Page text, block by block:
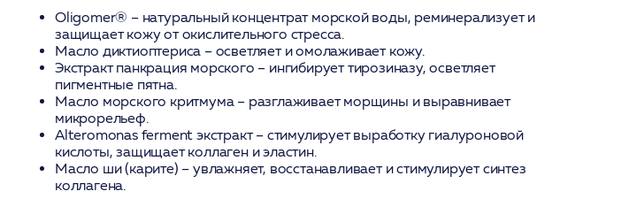
Oligomer® – натуральный концентрат морской воды, реминерализует и
защищает кожу от окислительного стресса.
Масло диктиоптериса – осветляет и омолаживает кожу.
Экстракт панкрация морского – ингибирует тирозиназу, осветляет
пигментные пятна.
Масло морского критмума– разглаживает морщины и выравнивает
микрорельеф.
Alteromonas ferment экстракт– стимулирует выработку гиалуроновой
кислоты, защищает коллаген и эластин.
Масло ши (карите) – увлажняет, восстанавливает и стимулирует синтез
коллагена.